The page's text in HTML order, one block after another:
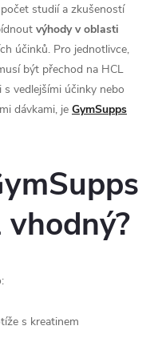
studií a zkušeností
výhody v oblasti
účinků. Pro jednotlivce,
být přechod na HCL
vedlejšími účinky nebo
dávkami, je GymSupps
vhodný?
s kreatinem